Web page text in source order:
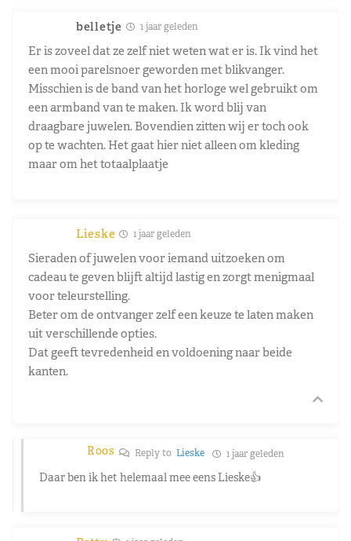
belletje 1 jaar geleden
Er is zoveel dat ze zelf niet weten wat er is. Ik vind het
een mooi parelsnoer geworden met blikvanger.
Misschien is de band van het horloge wel gebruikt om
een armband van te maken. Ik word blij van
draagbare juwelen. Bovendien zitten wij er toch ook
op te wachten. Het gaat hier niet alleen om kleding
maar om het totaalplaatje
Lieske 1 jaar geleden
Sieraden of juwelen voor iemand uitzoeken om
cadeau te geven blijft altijd lastig en zorgt menigmaal
voor teleurstelling.
Beter om de ontvanger zelf een keuze te laten maken
uit verschillende opties.
Dat geeft tevredenheid en voldoening naar beide
kanten.
Roos Reply to Lieske 1 jaar geleden
Daar ben ik het helemaal mee eens Lieske👍